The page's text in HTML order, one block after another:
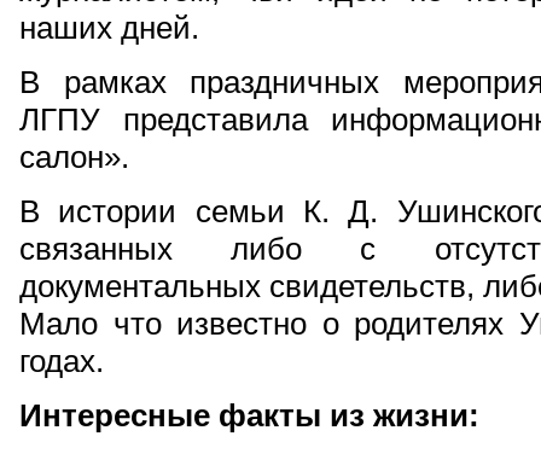
наших дней.
В рамках праздничных
ЛГПУ представила
салон».
В истории семьи К. Д.
связанных либо с
документальных свидетельств,
Мало что известно о родителях
годах.
Интересные факты из жизни: